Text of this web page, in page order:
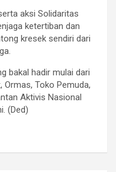
aksi Solidaritas
ketertiban dan
kresek sendiri dari
bakal hadir mulai dari
Ormas, Toko Pemuda,
Aktivis Nasional
(Ded)